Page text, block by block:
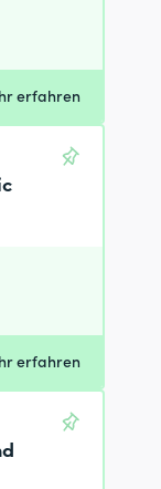
erfahren
erfahren